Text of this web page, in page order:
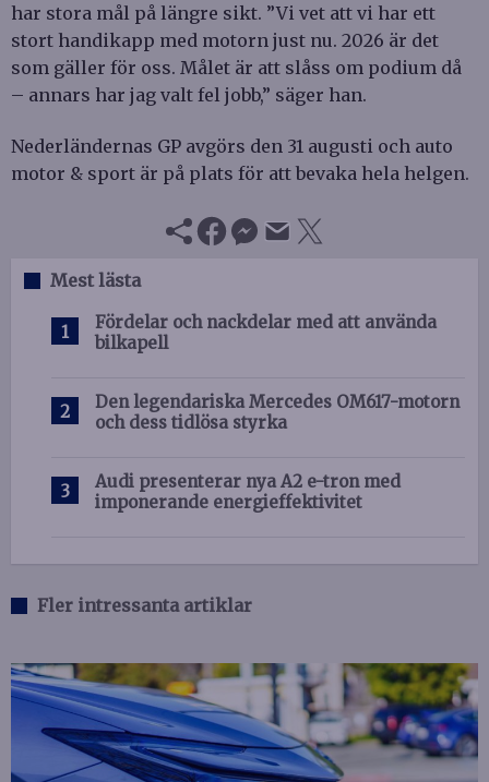
har stora mål på längre sikt. ”Vi vet att vi har ett
stort handikapp med motorn just nu. 2026 är det
som gäller för oss. Målet är att slåss om podium då
– annars har jag valt fel jobb,” säger han.
Nederländernas GP avgörs den 31 augusti och auto
motor & sport är på plats för att bevaka hela helgen.
Mest lästa
Fördelar och nackdelar med att använda
bilkapell
Den legendariska Mercedes OM617-motorn
och dess tidlösa styrka
Audi presenterar nya A2 e-tron med
imponerande energieffektivitet
Fler intressanta artiklar